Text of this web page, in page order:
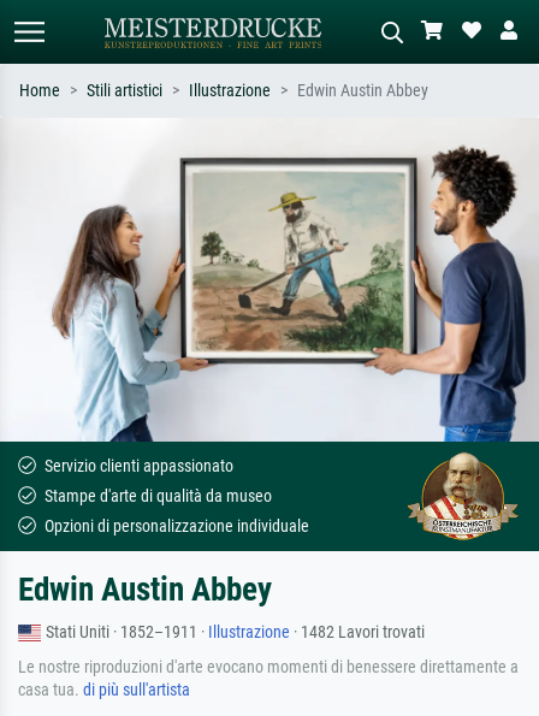
Cerca per artista, titolo o stile – es.
Monet, Notte stellata,
Impressionismo, onda di Hokusai,
nudo.
Descrivi la scena – es. prato verde,
astratto con molto rosso, dipinto a
olio scuro, nudo in piedi vicino a un
albero.
Home Stili artistici Illustrazione Edwin Austin Abbey
Servizio clienti appassionato
Stampe d'arte di qualità da museo
Opzioni di personalizzazione individuale
Edwin Austin Abbey
Stati Uniti · 1852–1911 · Illustrazione · 1482 Lavori trovati
Le nostre riproduzioni d'arte evocano momenti di benessere direttamente a
casa tua. di più sull'artista